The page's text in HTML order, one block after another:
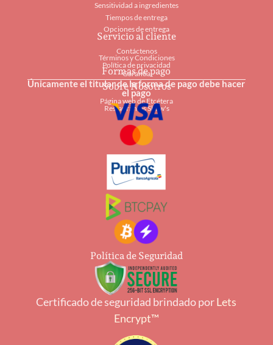
Sensitividad a ingredientes
Tiempos de entrega
Opciones de entrega
Servicio al cliente
Contáctenos
Términos y Condiciones
Política de privacidad
Garantía
Sobre Nosotros
Página web de Etcétera
Restaurantes Shaw's
Formas de pago
Únicamente el titular de la forma de pago debe hacer
el pago
Política de Seguridad
Certificado de seguridad brindado porLets
Encrypt™